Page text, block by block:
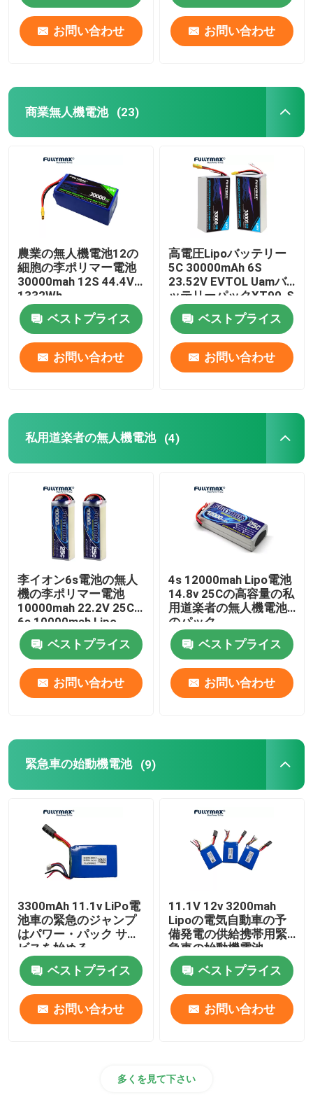
製品
会社案内
お問い合わせ
ニュース
電気航空機用バッテリー
UAVの無人機電池
商業無人機電池
私用道楽者の無人機電池
緊急車の始動機電池
RCモデル電池
リポレーシングバッテリー
RCの飛行機電池
おもちゃ電池
ジャンプの始動機電池
ジャンプの開始のLipo電池
電子タバコのバッテリー
エレクトロニクス リチウム電池
電源のリチウム電池
お問い合わせ お問い合わせ
商業無人機電池 (23)
農業の無人機電池12の
細胞の李ポリマー電池
30000mah 12S 44.4V
1332Wh
ベストプライス
お問い合わせ
高電圧Lipoバッテリー
5C 30000mAh 6S
23.52V EVTOL Uamバ
ッテリーパックXT90-S
プラグ
ベストプライス
お問い合わせ
私用道楽者の無人機電池 (4)
李イオン6s電池の無人
機の李ポリマー電池
10000mah 22.2V 25C
6s 10000mah Lipo
ベストプライス
お問い合わせ
4s 12000mah Lipo電池
14.8v 25Cの高容量の私
用道楽者の無人機電池
のパック
ベストプライス
お問い合わせ
緊急車の始動機電池 (9)
3300mAh 11.1v LiPo電
池車の緊急のジャンプ
はパワー・パック サー
ビスを始める
ベストプライス
お問い合わせ
11.1V 12v 3200mah
Lipoの電気自動車の予
備発電の供給携帯用緊
急車の始動機電池
ベストプライス
お問い合わせ
多くを見て下さい